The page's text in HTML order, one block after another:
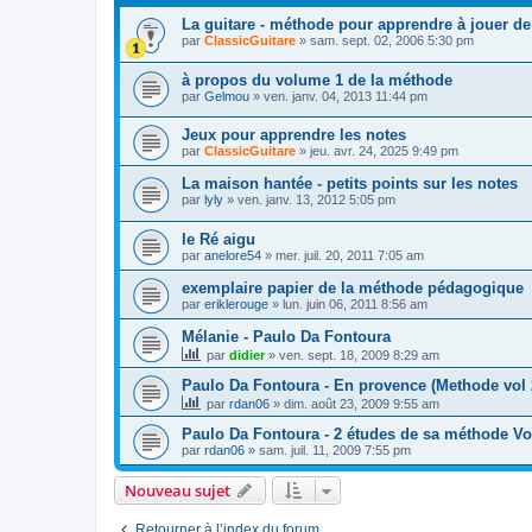
La guitare - méthode pour apprendre à jouer
par ClassicGuitare » sam. sept. 02, 2006 5:30 pm
à propos du volume 1 de la méthode
par Gelmou » ven. janv. 04, 2013 11:44 pm
Jeux pour apprendre les notes
par ClassicGuitare » jeu. avr. 24, 2025 9:49 pm
La maison hantée - petits points sur les notes
par lyly » ven. janv. 13, 2012 5:05 pm
le Ré aigu
par anelore54 » mer. juil. 20, 2011 7:05 am
exemplaire papier de la méthode pédagogique
par eriklerouge » lun. juin 06, 2011 8:56 am
Mélanie - Paulo Da Fontoura
par didier» ven. sept. 18, 2009 8:29 am
Paulo Da Fontoura - En provence (Methode vol
par rdan06 » dim. août 23, 2009 9:55 am
Paulo Da Fontoura - 2 études de sa méthode
par rdan06 » sam. juil. 11, 2009 7:55 pm
Nouveau sujet